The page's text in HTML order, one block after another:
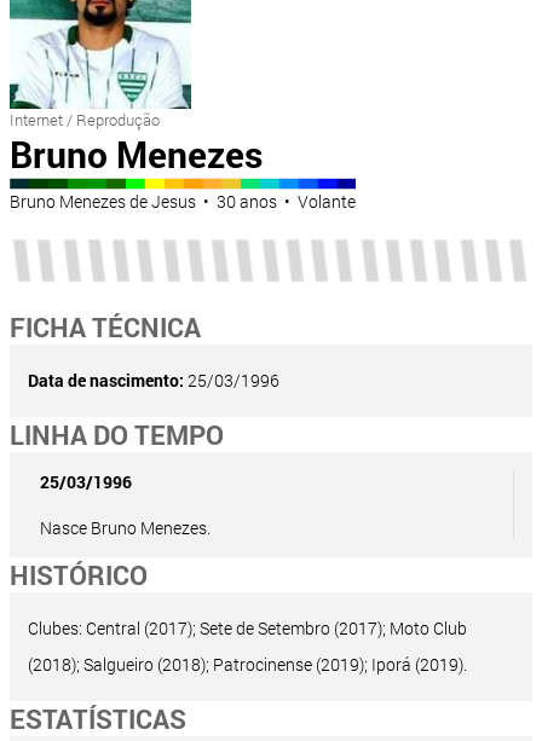
Internet / Reprodução
Bruno Menezes
Bruno Menezes de Jesus • 30 anos • Volante
FICHA TÉCNICA
Data de nascimento: 25/03/1996
LINHA DO TEMPO
25/03/1996
Nasce Bruno Menezes.
HISTÓRICO
Clubes: Central (2017); Sete de Setembro (2017); Moto Club
(2018); Salgueiro (2018); Patrocinense (2019); Iporá (2019).
ESTATÍSTICAS